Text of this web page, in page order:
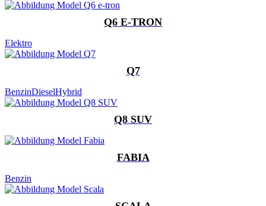
Q6 E-TRON
Elektro
Q7
BenzinDieselHybrid
Q8 SUV
FABIA
Benzin